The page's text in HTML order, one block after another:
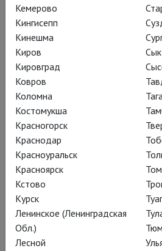
Венская опера: Лючия
Дочь полка
Кемерово
Кингисепп
Кинешма
Киров
Кировград
Ковров
Коломна
Костомукша
Красногорск
Краснодар
Красноуральск
Красноярск
Кстово
Курск
Ленинское (Ленинградская
Обл.)
Лесной